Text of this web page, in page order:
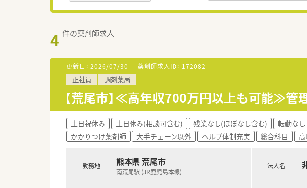
4 件の薬剤師求人
更新日： 2026/07/30 薬剤師求人ID： 172082
正社員 調剤薬局
【荒尾市】≪高年収700万円以上も可能≫管
土日祝休み 土日休み(相談可含む) 残業なし(ほぼなし含む) 転勤なし
かかりつけ薬剤師
大手チェーン以外 ヘルプ体制充実 総合科目
勤務地 熊本県 荒尾市
南荒尾駅 (JR鹿児島本線)
法人名